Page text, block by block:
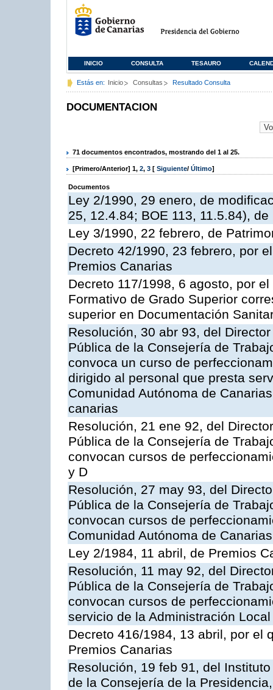
INICIO CONSULTA TESAURO
Estás en: Inicio Consultas Resultado Consulta
DOCUMENTACION
71 documentos encontrados, mostrando del 1 al 25.
[Primero/Anterior] 1, 2, 3 [ Siguiente/ Último]
Documentos
Ley 2/1990, 29 enero, de
25, 12.4.84; BOE 113, 11.5.84),
Ley 3/1990, 22 febrero, de
Decreto 42/1990, 23 febrero, por
Premios Canarias
Decreto 117/1998, 6 agosto, por
Formativo de Grado Superior
superior en Documentación
Resolución, 30 abr 93, del
Pública de la Consejería de
convoca un curso de
dirigido al personal que presta
Comunidad Autónoma de
canarias
Resolución, 21 ene 92, del
Pública de la Consejería de
convocan cursos de
y D
Resolución, 27 may 93, del
Pública de la Consejería de
convocan cursos de
Comunidad Autónoma de Canarias
Ley 2/1984, 11 abril, de Premios
Resolución, 11 may 92, del
Pública de la Consejería de
convocan cursos de
servicio de la Administración Local
Decreto 416/1984, 13 abril, por el
Premios Canarias
Resolución, 19 feb 91, del
de la Consejería de la